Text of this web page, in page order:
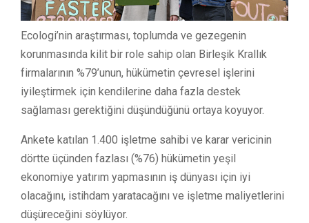
Ecologi’nin araştırması, toplumda ve gezegenin
korunmasında kilit bir role sahip olan Birleşik Krallık
firmalarının %79’unun, hükümetin çevresel işlerini
iyileştirmek için kendilerine daha fazla destek
sağlaması gerektiğini düşündüğünü ortaya koyuyor.
Ankete katılan 1.400 işletme sahibi ve karar vericinin
dörtte üçünden fazlası (%76) hükümetin yeşil
ekonomiye yatırım yapmasının iş dünyası için iyi
olacağını, istihdam yaratacağını ve işletme maliyetlerini
düşüreceğini söylüyor.